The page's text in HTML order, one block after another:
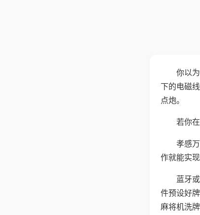
你以
下的电磁
点炮。
若你
孝感
作就能实
蓝牙
件预设好
麻将机洗